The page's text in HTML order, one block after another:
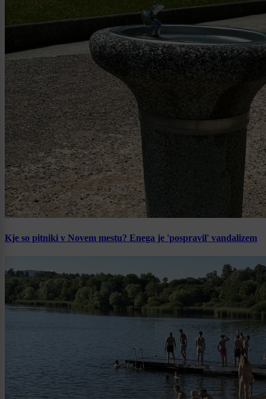
Kje so pitniki v Novem mestu? Enega je 'pospravil' vandalizem